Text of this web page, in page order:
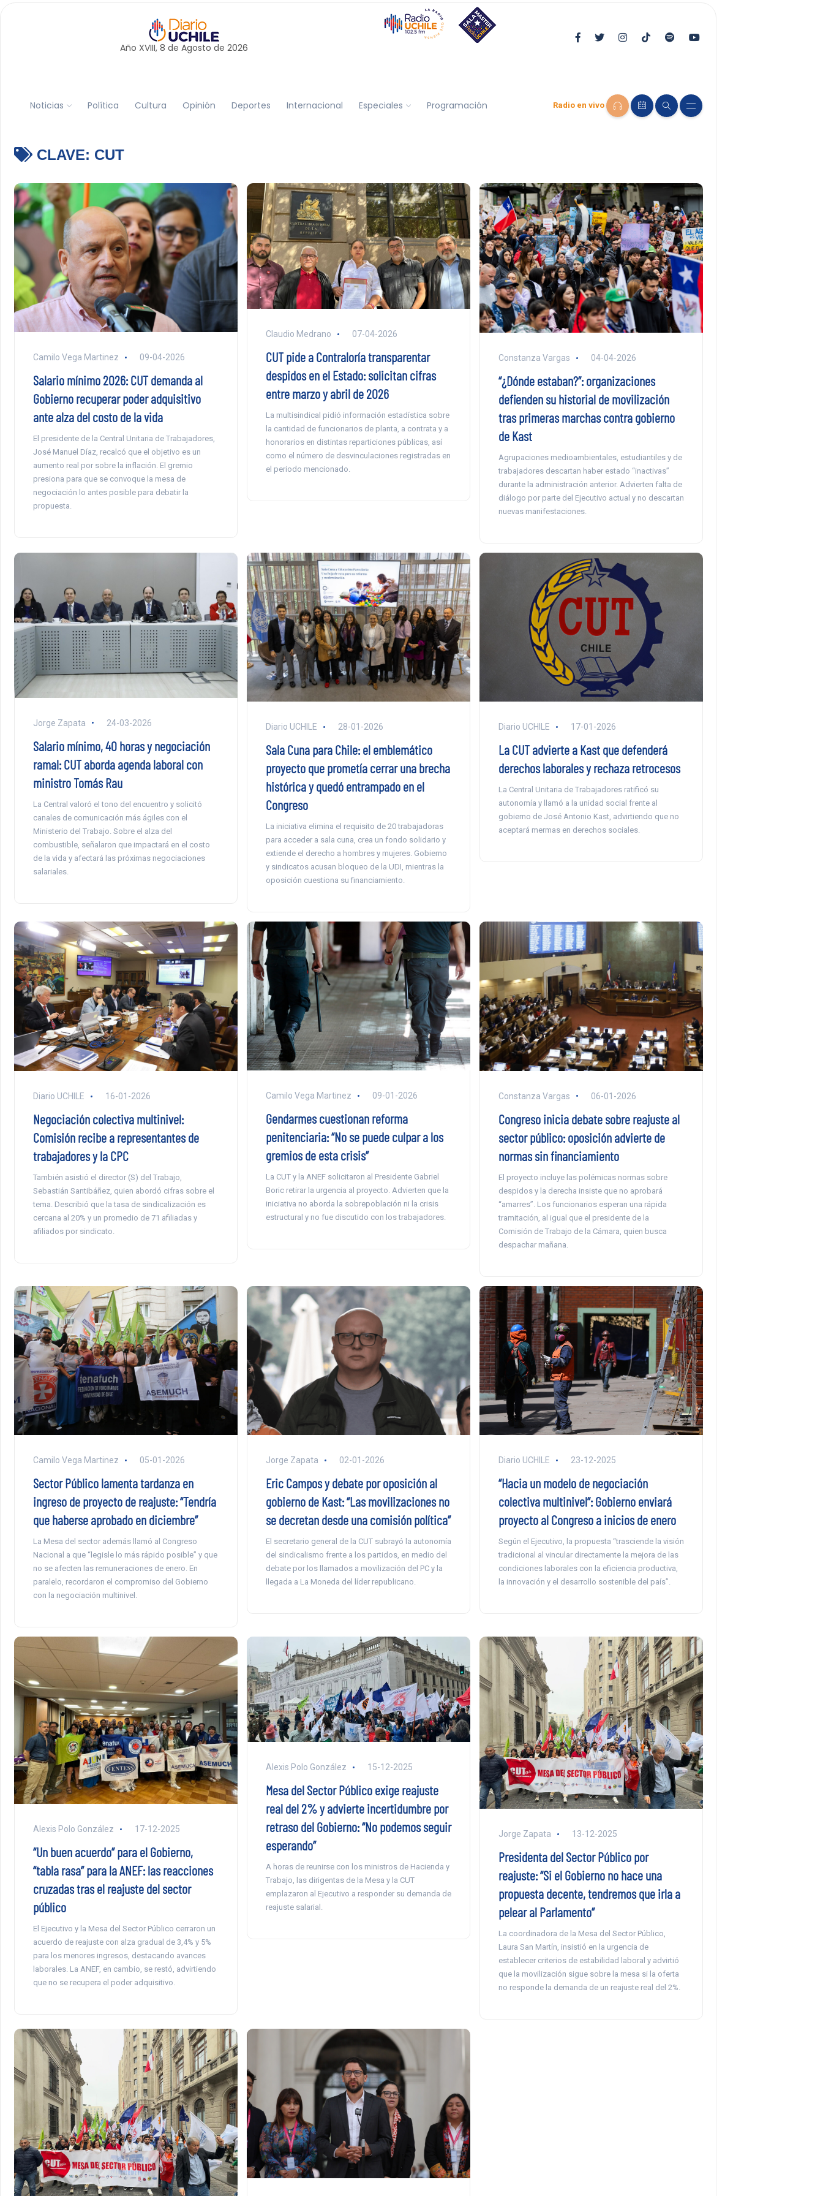
Año XVIII, 8 de Agosto de 2026
Noticias Política Cultura Opinión Deportes Internacional Especiales Programación Radio en vivo
CLAVE: CUT
Camilo Vega Martinez 09-04-2026
Salario mínimo 2026: CUT demanda al
Gobierno recuperar poder adquisitivo
ante alza del costo de la vida
El presidente de la Central Unitaria de Trabajadores,
José Manuel Díaz, recalcó que el objetivo es un
aumento real por sobre la inflación. El gremio
presiona para que se convoque la mesa de
negociación lo antes posible para debatir la
propuesta.
Claudio Medrano 07-04-2026
CUT pide a Contraloría transparentar
despidos en el Estado: solicitan cifras
entre marzo y abril de 2026
La multisindical pidió información estadística sobre
la cantidad de funcionarios de planta, a contrata y a
honorarios en distintas reparticiones públicas, así
como el número de desvinculaciones registradas en
el periodo mencionado.
Constanza Vargas 04-04-2026
“¿Dónde estaban?”: organizaciones
defienden su historial de movilización
tras primeras marchas contra gobierno
de Kast
Agrupaciones medioambientales, estudiantiles y de
trabajadores descartan haber estado “inactivas”
durante la administración anterior. Advierten falta de
diálogo por parte del Ejecutivo actual y no descartan
nuevas manifestaciones.
Jorge Zapata 24-03-2026
Salario mínimo, 40 horas y negociación
ramal: CUT aborda agenda laboral con
ministro Tomás Rau
La Central valoró el tono del encuentro y solicitó
canales de comunicación más ágiles con el
Ministerio del Trabajo. Sobre el alza del
combustible, señalaron que impactará en el costo
de la vida y afectará las próximas negociaciones
salariales.
Diario UCHILE 28-01-2026
Sala Cuna para Chile: el emblemático
proyecto que prometía cerrar una brecha
histórica y quedó entrampado en el
Congreso
La iniciativa elimina el requisito de 20 trabajadoras
para acceder a sala cuna, crea un fondo solidario y
extiende el derecho a hombres y mujeres. Gobierno
y sindicatos acusan bloqueo de la UDI, mientras la
oposición cuestiona su financiamiento.
Diario UCHILE 17-01-2026
La CUT advierte a Kast que defenderá
derechos laborales y rechaza retrocesos
La Central Unitaria de Trabajadores ratificó su
autonomía y llamó a la unidad social frente al
gobierno de José Antonio Kast, advirtiendo que no
aceptará mermas en derechos sociales.
Diario UCHILE 16-01-2026
Negociación colectiva multinivel:
Comisión recibe a representantes de
trabajadores y la CPC
También asistió el director (S) del Trabajo,
Sebastián Santibáñez, quien abordó cifras sobre el
tema. Describió que la tasa de sindicalización es
cercana al 20% y un promedio de 71 afiliadas y
afiliados por sindicato.
Camilo Vega Martinez 09-01-2026
Gendarmes cuestionan reforma
penitenciaria: “No se puede culpar a los
gremios de esta crisis”
La CUT y la ANEF solicitaron al Presidente Gabriel
Boric retirar la urgencia al proyecto. Advierten que la
iniciativa no aborda la sobrepoblación ni la crisis
estructural y no fue discutido con los trabajadores.
Constanza Vargas 06-01-2026
Congreso inicia debate sobre reajuste al
sector público: oposición advierte de
normas sin financiamiento
El proyecto incluye las polémicas normas sobre
despidos y la derecha insiste que no aprobará
“amarres”. Los funcionarios esperan una rápida
tramitación, al igual que el presidente de la
Comisión de Trabajo de la Cámara, quien busca
despachar mañana.
Camilo Vega Martinez 05-01-2026
Sector Público lamenta tardanza en
ingreso de proyecto de reajuste: “Tendría
que haberse aprobado en diciembre”
La Mesa del sector además llamó al Congreso
Nacional a que “legisle lo más rápido posible” y que
no se afecten las remuneraciones de enero. En
paralelo, recordaron el compromiso del Gobierno
con la negociación multinivel.
Jorge Zapata 02-01-2026
Eric Campos y debate por oposición al
gobierno de Kast: “Las movilizaciones no
se decretan desde una comisión política”
El secretario general de la CUT subrayó la autonomía
del sindicalismo frente a los partidos, en medio del
debate por los llamados a movilización del PC y la
llegada a La Moneda del líder republicano.
Diario UCHILE 23-12-2025
“Hacia un modelo de negociación
colectiva multinivel”: Gobierno enviará
proyecto al Congreso a inicios de enero
Según el Ejecutivo, la propuesta “trasciende la visión
tradicional al vincular directamente la mejora de las
condiciones laborales con la eficiencia productiva,
la innovación y el desarrollo sostenible del país”.
Alexis Polo González 17-12-2025
“Un buen acuerdo” para el Gobierno,
“tabla rasa” para la ANEF: las reacciones
cruzadas tras el reajuste del sector
público
El Ejecutivo y la Mesa del Sector Público cerraron un
acuerdo de reajuste con alza gradual de 3,4% y 5%
para los menores ingresos, destacando avances
laborales. La ANEF, en cambio, se restó, advirtiendo
que no se recupera el poder adquisitivo.
Alexis Polo González 15-12-2025
Mesa del Sector Público exige reajuste
real del 2% y advierte incertidumbre por
retraso del Gobierno: “No podemos seguir
esperando”
A horas de reunirse con los ministros de Hacienda y
Trabajo, las dirigentas de la Mesa y la CUT
emplazaron al Ejecutivo a responder su demanda de
reajuste salarial.
Jorge Zapata 13-12-2025
Presidenta del Sector Público por
reajuste: “Si el Gobierno no hace una
propuesta decente, tendremos que irla a
pelear al Parlamento”
La coordinadora de la Mesa del Sector Público,
Laura San Martín, insistió en la urgencia de
establecer criterios de estabilidad laboral y advirtió
que la movilización sigue sobre la mesa si la oferta
no responde la demanda de un reajuste real del 2%.